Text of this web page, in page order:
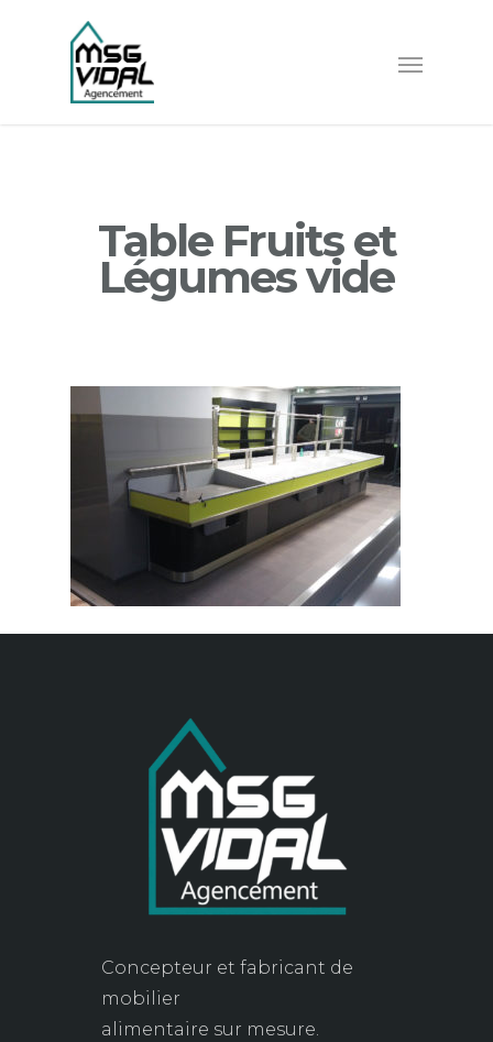
Table Fruits et
Légumes vide
Concepteur et fabricant de
mobilier
alimentaire sur mesure.